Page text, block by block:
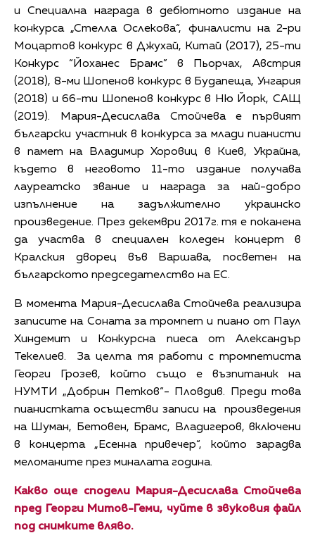
и Специална награда в дебютното издание на
конкурса „Стелла Ослекова“, финалисти на 2-ри
Моцартов конкурс в Джухай, Китай (2017), 25-ти
Конкурс “Йоханес Брамс” в Пьорчах, Австрия
(2018), 8-ми Шопенов конкурс в Будапеща, Унгария
(2018) и 66-ти Шопенов конкурс в Ню Йорк, САЩ
(2019). Мария-Десислава Стойчева е първият
български участник в конкурса за млади пианисти
в памет на Владимир Хоровиц в Киев, Украйна,
където в неговото 11-то издание получава
лауреатско звание и награда за най-добро
изпълнение на задължително украинско
произведение. През декември 2017г. тя е поканена
да участва в специален коледен концерт в
Кралския дворец във Варшава, посветен на
българското председателство на ЕС.
В момента Мария-Десислава Стойчева реализира
записите на Соната за тромпет и пиано от Паул
Хиндемит и Конкурсна пиеса от Александър
Текелиев. За целта тя работи с тромпетиста
Георги Грозев, който също е възпитаник на
НУМТИ „Добрин Петков“- Пловдив. Преди това
пианистката осъществи записи на произведения
на Шуман, Бетовен, Брамс, Владигеров, включени
в концерта „Есенна привечер“, който зарадва
меломаните през миналата година.
Какво още сподели Мария-Десислава Стойчева
пред Георги Митов-Геми, чуйте в звуковия файл
под снимките вляво.